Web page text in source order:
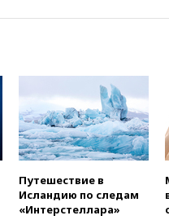
Кушнер
Москву
вчера,
экс-
Венгрии
вчера,
Путешествие в
Исландию по следам
«Интерстеллара»